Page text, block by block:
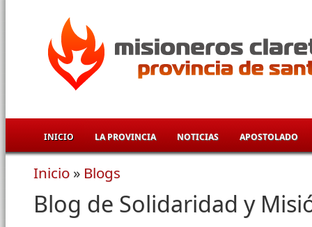
INICIO LA PROVINCIA NOTICIAS APOSTOLADO
Se encuentra usted aquí
Inicio » Blogs
Blog de Solidaridad y